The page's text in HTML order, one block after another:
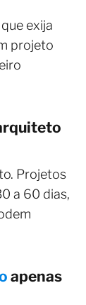
exija
projeto
Projetos
a 60 dias,
apenas